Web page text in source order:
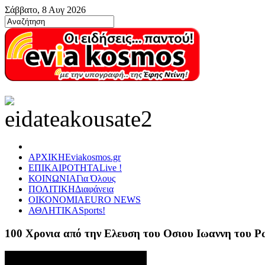
Σάββατο, 8 Αυγ 2026
ΑΡΧΙΚΗEviakosmos.gr
ΕΠΙΚΑΙΡΟΤΗΤΑLive !
ΚΟΙΝΩΝΙΑΓια Όλους
ΠΟΛΙΤΙΚΗΔιαφάνεια
ΟΙΚΟΝΟΜΙΑEURO NEWS
ΑΘΛΗΤΙΚΑSports!
100 Χρονια από την Ελευση του Οσιου Ιωαννη του